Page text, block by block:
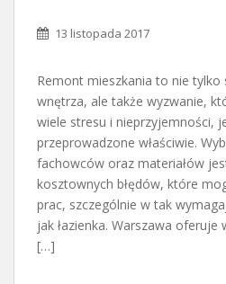
13 listopada 2017
Remont mieszkania to nie tylko
wnętrza, ale także wyzwanie,
wiele stresu i nieprzyjemności,
przeprowadzone właściwie.
fachowców oraz materiałów
kosztownych błędów, które
prac, szczególnie w tak
jak łazienka. Warszawa
[…]